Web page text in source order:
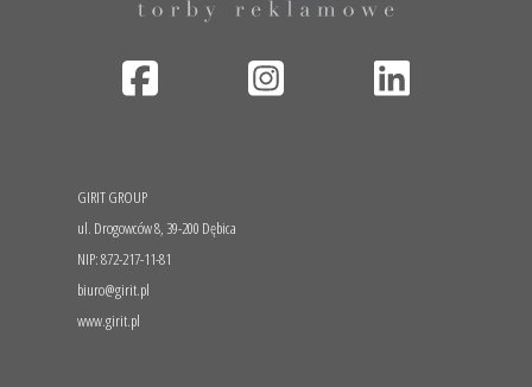
GIRIT GROUP
ul. Drogowców 8, 39-200 Dębica
NIP: 872-217-11-81
biuro@girit.pl
www.girit.pl